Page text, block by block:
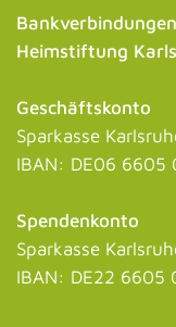
Heimstiftung
Geschäftskonto
Sparkasse
IBAN: DE06 6605
Spendenkonto
Sparkasse
IBAN: DE22 6605